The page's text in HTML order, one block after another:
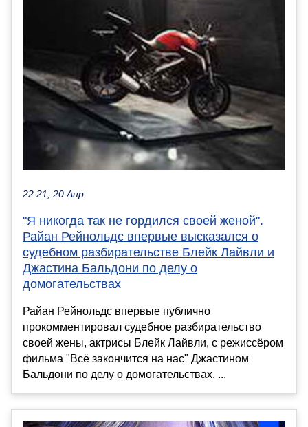
22:21, 20 Апр
"Я никогда так не гордился своей женой".
Райан Рейнольдс впервые высказался о
судебном разбирательстве Блейк Лайвли и
Джастина Бальдони по делу о
домогательствах
Райан Рейнольдс впервые публично
прокомментировал судебное разбирательство
своей жены, актрисы Блейк Лайвли, с режиссёром
фильма "Всё закончится на нас" Джастином
Бальдони по делу о домогательствах. ...